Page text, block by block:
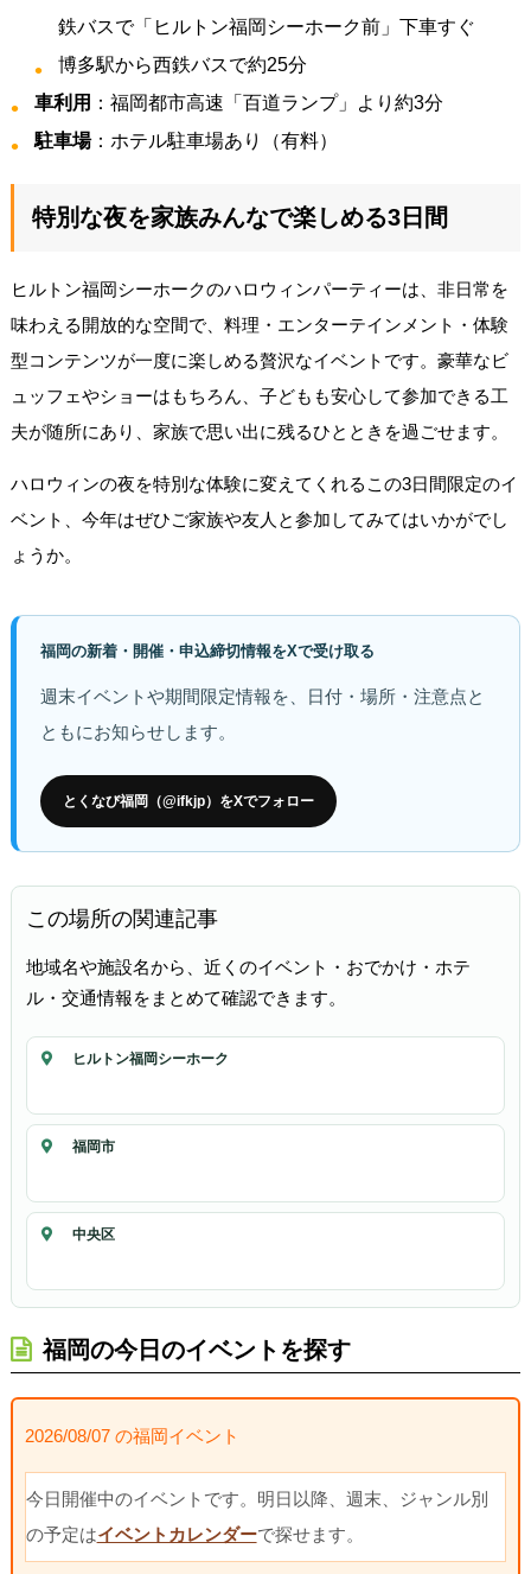
鉄バスで「ヒルトン福岡シーホーク前」下車すぐ
博多駅から西鉄バスで約25分
車利用 ：福岡都市高速「百道ランプ」より約3分
駐車場：ホテル駐車場あり（有料）
特別な夜を家族みんなで楽しめる3日間
ヒルトン福岡シーホークのハロウィンパーティーは、非日常を
味わえる開放的な空間で、料理・エンターテインメント・体験
型コンテンツが一度に楽しめる贅沢なイベントです。豪華なビ
ュッフェやショーはもちろん、子どもも安心して参加できる工
夫が随所にあり、家族で思い出に残るひとときを過ごせます。
ハロウィンの夜を特別な体験に変えてくれるこの3日間限定のイ
ベント、今年はぜひご家族や友人と参加してみてはいかがでし
ょうか。
福岡の新着・開催・申込締切情報をXで受け取る
週末イベントや期間限定情報を、日付・場所・注意点と
ともにお知らせします。
とくなび福岡（@ifkjp）をXでフォロー
この場所の関連記事
地域名や施設名から、近くのイベント・おでかけ・ホテ
ル・交通情報をまとめて確認できます。
ヒルトン福岡シーホーク
福岡市
中央区
福岡の今日のイベントを探す
2026/08/07 の福岡イベント
今日開催中のイベントです。明日以降、週末、ジャンル別
の予定はイベントカレンダーで探せます。